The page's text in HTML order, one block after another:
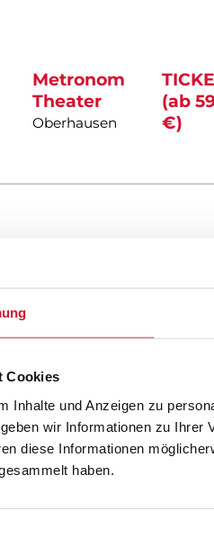
Cookies
Inhalte und Anzeigen zu
wir Informationen zu Ihrer
diese Informationen
haben.
Metronom
Theater
Oberhausen
(ab
€)
Metronom
Oberhausen
€)
Metronom